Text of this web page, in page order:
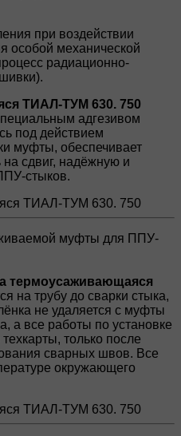
при воздействии
особой механической
радиационно-
ТИАЛ-ТУМ 630. 750
адгезивом
под действием
муфты, обеспечивает
сдвиг, надёжную и
стыков.
муфты для ППУ-
термоусаживающаяся
на трубу до сварки стыка,
не удаляется с муфты
а все работы по установке
только после
сварных швов. Все
окружающего